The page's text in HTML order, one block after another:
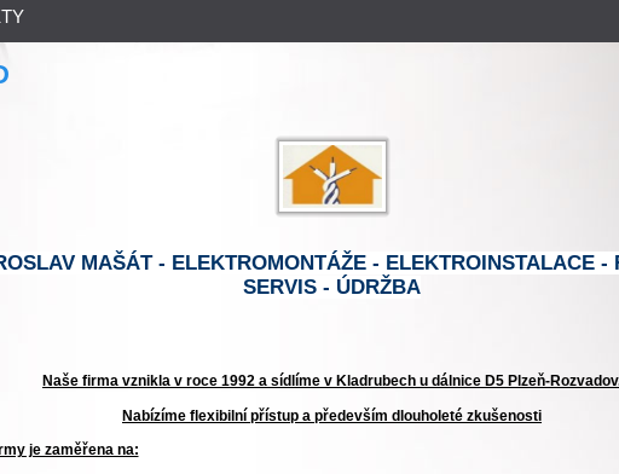
MAŠÁT - ELEKTROMONTÁŽE - ELEKTROINSTALACE -
SERVIS - ÚDRŽBA
Naše firma vznikla v roce 1992 a sídlíme v Kladrubech u dálnice D5 Plzeň-
Nabízíme flexibilní přístup a především dlouholeté zkušenosti
je zaměřena na: